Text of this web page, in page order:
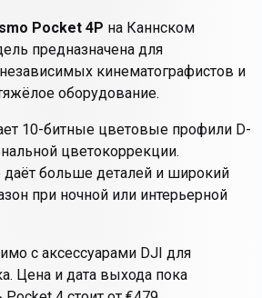
Pocket 4P на Каннском
предназначена для
кинематографистов и
оборудование.
10-битные цветовые профили D-
цветокоррекции.
больше деталей и широкий
при ночной или интерьерной
с аксессуарами DJI для
Цена и дата выхода пока